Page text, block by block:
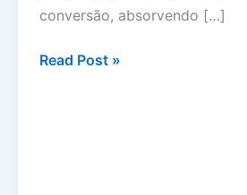
conversão, absorvendo […]
FOTOSSÍNTESE
Read Post »